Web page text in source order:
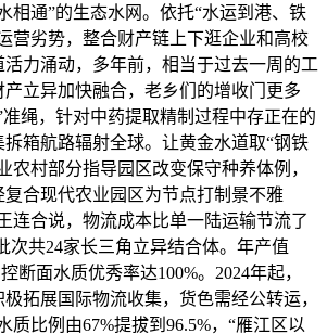
相通”的生态水网。依托“水运到港、铁
营劣势，整合财产链上下逛企业和高校
活力涌动，多年前，相当于过去一周的工
立异加快融合，老乡们的增收门更多
绳，针对中药提取精制过程中存正在的
拆箱航路辐射全球。让黄金水道取“钢铁
农村部分指导园区改变保守种养体例，
合现代农业园区为节点打制景不雅
连合说，物流成本比单一陆运输节流了
次共24家长三角立异结合体。年产值
断面水质优秀率达100%。2024年起，
拓展国际物流收集，货色需经公转运，
质比例由67%提拔到96.5%，“雁江区以